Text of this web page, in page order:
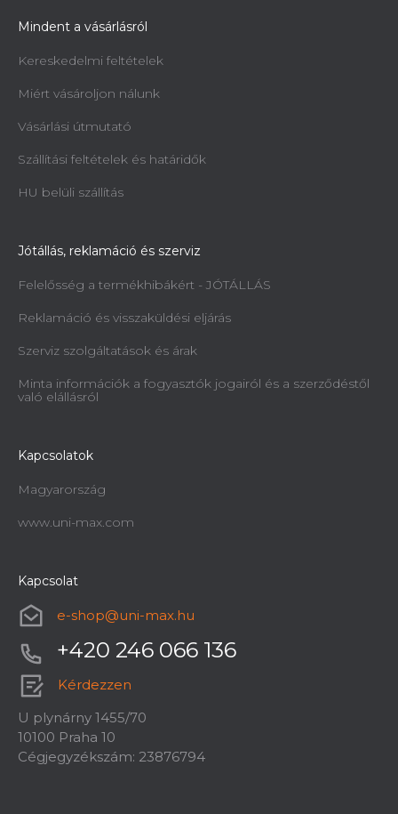
Mindent a vásárlásról
Kereskedelmi feltételek
Miért vásároljon nálunk
Vásárlási útmutató
Szállítási feltételek és határidők
HU belüli szállítás
Jótállás, reklamáció és szerviz
Felelősség a termékhibákért - JÓTÁLLÁS
Reklamáció és visszaküldési eljárás
Szerviz szolgáltatások és árak
Minta információk a fogyasztók jogairól és a szerződéstől
való elállásról
Kapcsolatok
Magyarország
www.uni-max.com
Kapcsolat
e-shop@uni-max.hu
+420 246 066 136
Kérdezzen
U plynárny 1455/70
10100 Praha 10
Cégjegyzékszám: 23876794